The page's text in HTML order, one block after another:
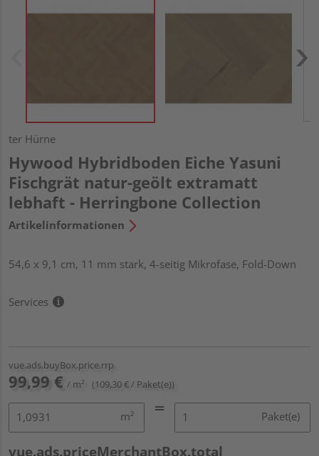
ter Hürne
Hywood Hybridboden Eiche Yasuni
Fischgrät natur-geölt extramatt
lebhaft - Herringbone Collection
Artikelinformationen
54,6 x 9,1 cm, 11 mm stark, 4-seitig Mikrofase, Fold-Down
Services
vue.ads.buyBox.price.rrp
99,99 € / m² (109,30 € / Paket(e))
m² Paket(e)
vue.ads.priceMerchantBox.total